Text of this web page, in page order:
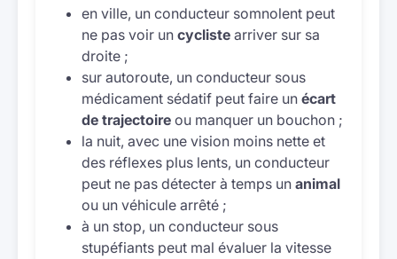
en ville, un conducteur somnolent peut
ne pas voir un cycliste arriver sur sa
droite ;
sur autoroute, un conducteur sous
médicament sédatif peut faire un écart
de trajectoire ou manquer un bouchon ;
la nuit, avec une vision moins nette et
des réflexes plus lents, un conducteur
peut ne pas détecter à temps un animal
ou un véhicule arrêté ;
à un stop, un conducteur sous
stupéfiants peut mal évaluer la vitesse